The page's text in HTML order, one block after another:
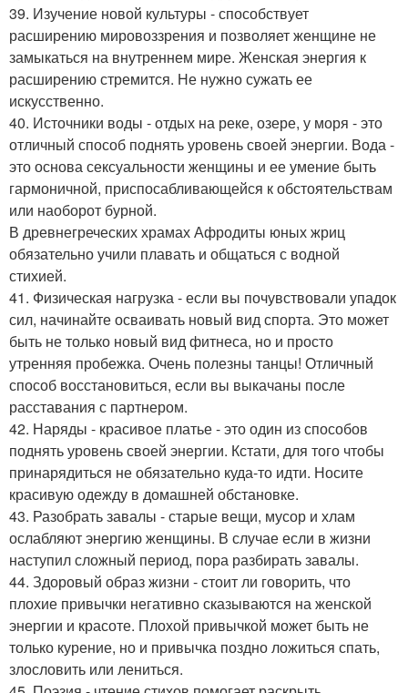
39. Изучение новой культуры - способствует
расширению мировоззрения и позволяет женщине не
замыкаться на внутреннем мире. Женская энергия к
расширению стремится. Не нужно сужать ее
искусственно.
40. Источники воды - отдых на реке, озере, у моря - это
отличный способ поднять уровень своей энергии. Вода -
это основа сексуальности женщины и ее умение быть
гармоничной, приспосабливающейся к обстоятельствам
или наоборот бурной.
В древнегреческих храмах Афродиты юных жриц
обязательно учили плавать и общаться с водной
стихией.
41. Физическая нагрузка - если вы почувствовали упадок
сил, начинайте осваивать новый вид спорта. Это может
быть не только новый вид фитнеса, но и просто
утренняя пробежка. Очень полезны танцы! Отличный
способ восстановиться, если вы выкачаны после
расставания с партнером.
42. Наряды - красивое платье - это один из способов
поднять уровень своей энергии. Кстати, для того чтобы
принарядиться не обязательно куда-то идти. Носите
красивую одежду в домашней обстановке.
43. Разобрать завалы - старые вещи, мусор и хлам
ослабляют энергию женщины. В случае если в жизни
наступил сложный период, пора разбирать завалы.
44. Здоровый образ жизни - стоит ли говорить, что
плохие привычки негативно сказываются на женской
энергии и красоте. Плохой привычкой может быть не
только курение, но и привычка поздно ложиться спать,
злословить или лениться.